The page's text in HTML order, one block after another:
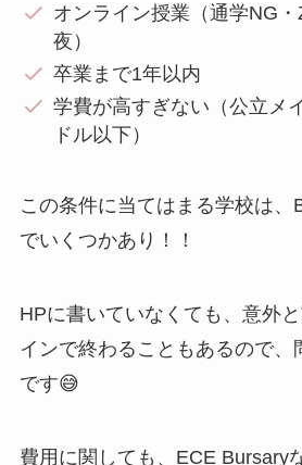
オンライン授業（通学NG
夜）
卒業まで1年以内
学費が高すぎない（公立メ
ドル以下）
この条件に当てはまる学校は、
でいくつかあり！！
HPに書いていなくても、意外
インで終わることもあるので、
です😅
費用に関しても、ECE Bursary